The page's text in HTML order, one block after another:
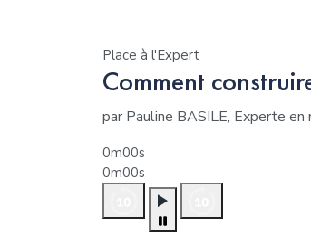
Place à l'Expert
Comment
par Pauline BASILE, Experte
0m00s
0m00s